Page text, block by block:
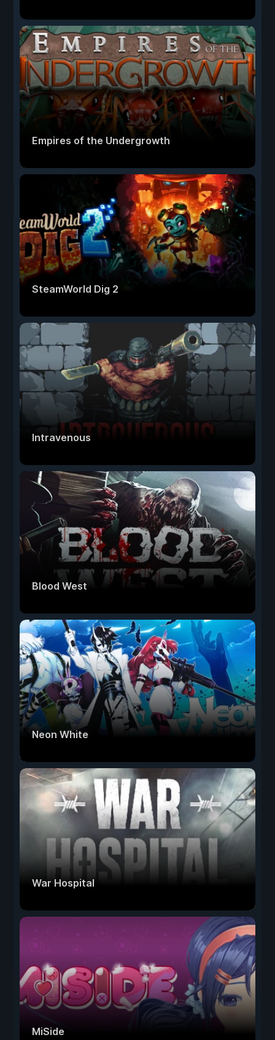
Empires of the Undergrowth
SteamWorld Dig 2
Intravenous
Blood West
Neon White
War Hospital
MiSide